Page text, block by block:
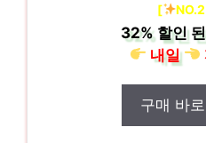
[
32% 할인
내일
구매 바